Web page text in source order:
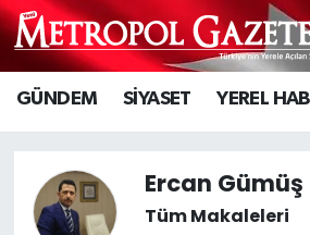
GÜNDEM SİYASET YEREL
Ercan Gümüş
Tüm Makaleleri
Hava Durumu
Trafik Durumu
Süper Lig Puan Durumu